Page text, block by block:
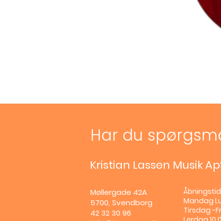
Har du
Kristian Lassen Musik
Møllergade 42A
5700, Svendborg
42 32 30 96
Mandag
Tirsdag -